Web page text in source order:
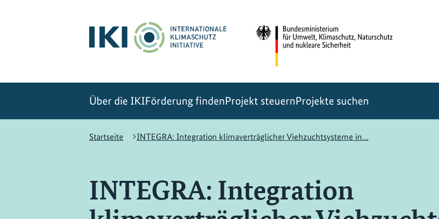
Über die IKIFörderung findenProjekt steuernProjekte suchen
Startseite
INTEGRA: Integration klimaverträglicher Viehzuchtsysteme in…
INTEGRA: Integration